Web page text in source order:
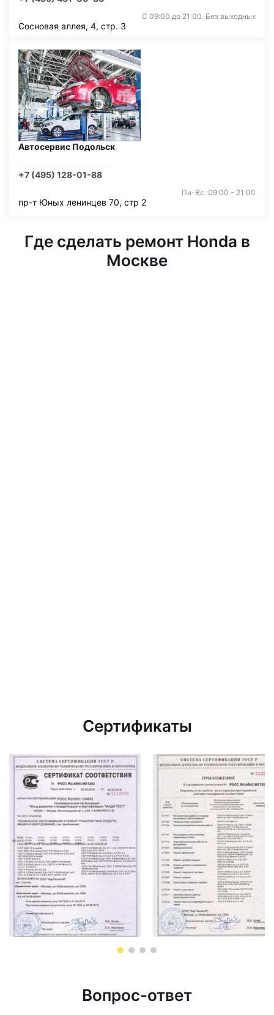
С 09:00 до 21:00. Без выходных
Сосновая аллея, 4, стр. 3
Автосервис Подольск
+7 (495) 128-01-88
Пн-Вс: 09:00 - 21:00
пр-т Юных ленинцев 70, стр 2
Где сделать ремонт Honda в
Москве
Сертификаты
Вопрос-ответ